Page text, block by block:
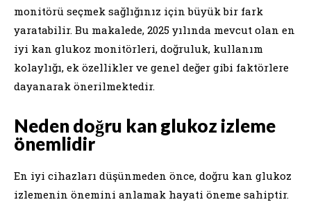
monitörü seçmek sağlığınız için büyük bir fark
yaratabilir. Bu makalede, 2025 yılında mevcut olan en
iyi kan glukoz monitörleri, doğruluk, kullanım
kolaylığı, ek özellikler ve genel değer gibi faktörlere
dayanarak önerilmektedir.
Neden doğru kan glukoz izleme
önemlidir
En iyi cihazları düşünmeden önce, doğru kan glukoz
izlemenin önemini anlamak hayati öneme sahiptir.